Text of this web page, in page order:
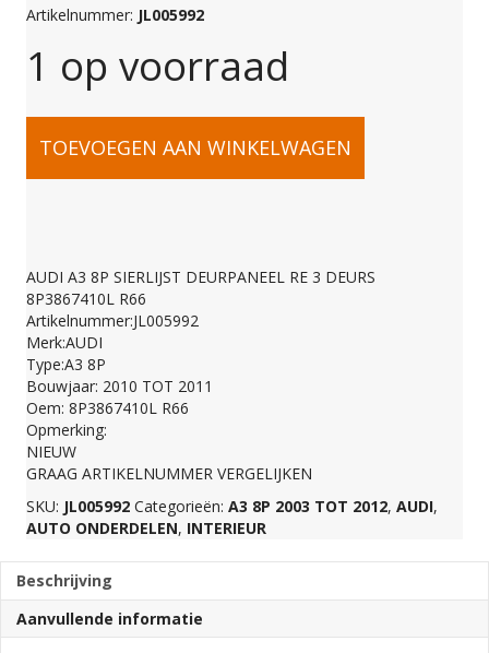
Artikelnummer: JL005992
1 op voorraad
AUDI
8P
SIERLIJST
DEURPANEEL
RE
3
DEURS
TOEVOEGEN AAN WINKELWAGEN
AUDI A3 8P SIERLIJST DEURPANEEL RE 3 DEURS
8P3867410L R66
Artikelnummer:JL005992
Merk:AUDI
Type:A3 8P
Bouwjaar: 2010 TOT 2011
Oem: 8P3867410L R66
Opmerking:
NIEUW
GRAAG ARTIKELNUMMER VERGELIJKEN
SKU: JL005992 Categorieën: A3 8P 2003 TOT 2012, AUDI,
AUTO ONDERDELEN, INTERIEUR
Beschrijving
Aanvullende informatie